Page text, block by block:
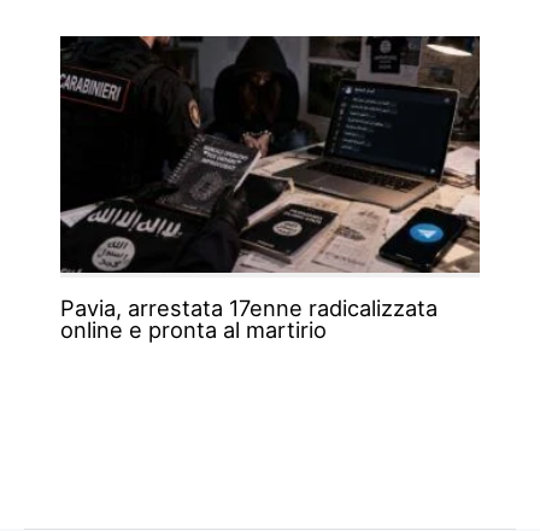
Pavia, arrestata 17enne radicalizzata
online e pronta al martirio